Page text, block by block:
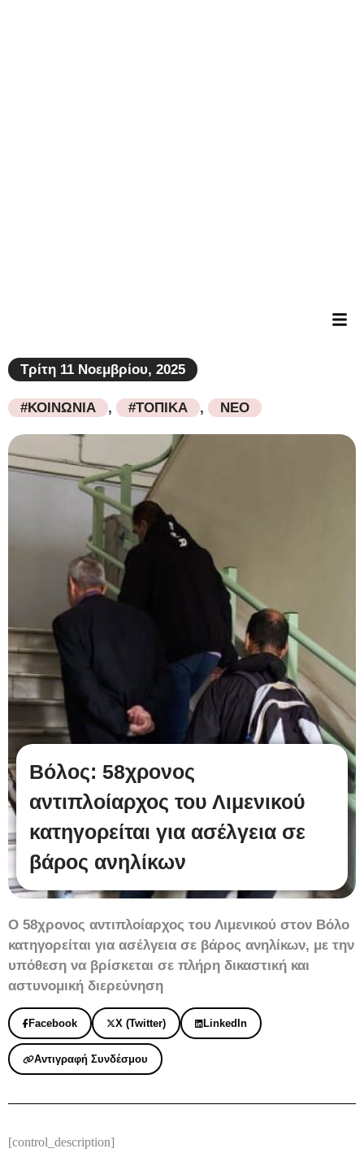
Τρίτη 11 Νοεμβρίου, 2025
#ΚΟΙΝΩΝΙΑ , #ΤΟΠΙΚΑ , ΝΕΟ
Βόλος: 58χρονος
αντιπλοίαρχος του Λιμενικού
κατηγορείται για ασέλγεια σε
βάρος ανηλίκων
Ο 58χρονος αντιπλοίαρχος του Λιμενικού στον Βόλο
κατηγορείται για ασέλγεια σε βάρος ανηλίκων, με την
υπόθεση να βρίσκεται σε πλήρη δικαστική και
αστυνομική διερεύνηση
Facebook X (Twitter) LinkedIn
Αντιγραφή Συνδέσμου
[control_description]